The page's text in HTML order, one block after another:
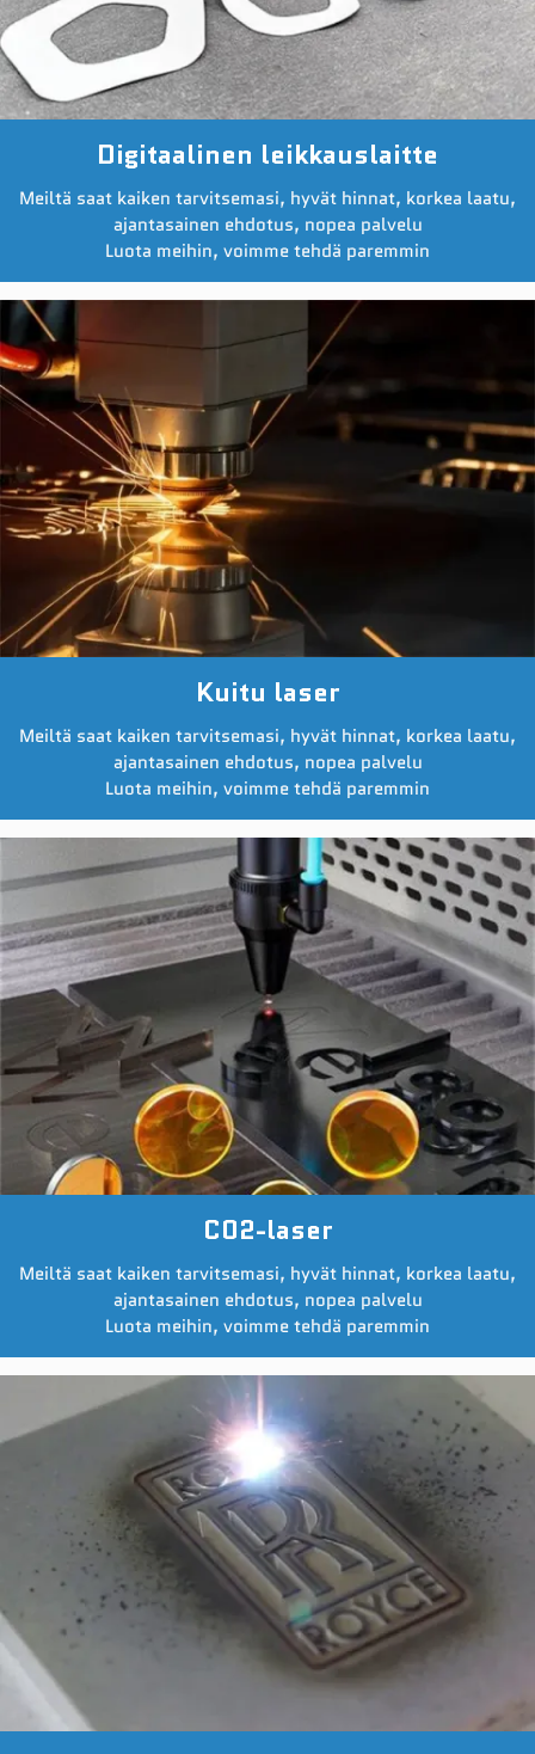
Digitaalinen leikkauslaitte
Meiltä saat kaiken tarvitsemasi, hyvät hinnat, korkea laatu,
ajantasainen ehdotus, nopea palvelu
Luota meihin, voimme tehdä paremmin
Kuitu laser
Meiltä saat kaiken tarvitsemasi, hyvät hinnat, korkea laatu,
ajantasainen ehdotus, nopea palvelu
Luota meihin, voimme tehdä paremmin
C02-laser
Meiltä saat kaiken tarvitsemasi, hyvät hinnat, korkea laatu,
ajantasainen ehdotus, nopea palvelu
Luota meihin, voimme tehdä paremmin